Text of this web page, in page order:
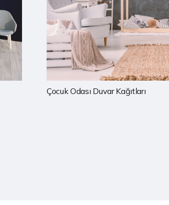
Mutfak Duvar Kağıtları